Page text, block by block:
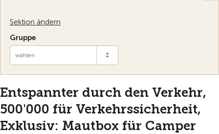
Sektion ändern
Gruppe
wählen
Entspannter durch den Verkehr,
500'000 für Verkehrssicherheit,
Exklusiv: Mautbox für Camper